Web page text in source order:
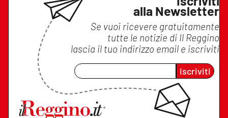
alla Newsletter
Se vuoi ricevere gratuitamente
tutte le notizie di Il Reggino
lascia il tuo indirizzo email e iscriviti
Iscriviti